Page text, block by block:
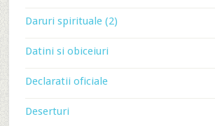
Daruri spirituale (2)
Datini si obiceiuri
Declaratii oficiale
Deserturi